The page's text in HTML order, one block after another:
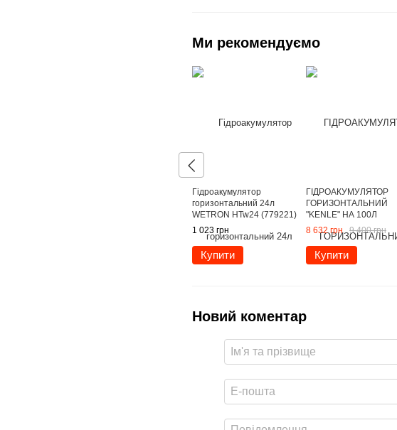
Ми рекомендуємо
Гідроакумулятор
горизонтальний 24л
WETRON HTw24 (779221)
1 023 грн
Купити
ГІДРОАКУМУЛЯТОР
ГОРИЗОНТАЛЬНИЙ
"KENLE" НА 100Л
(НЕРЖАВІЮЧА СТАЛЬ)
8 632 грн 9 400 грн
Купити
Новий коментар